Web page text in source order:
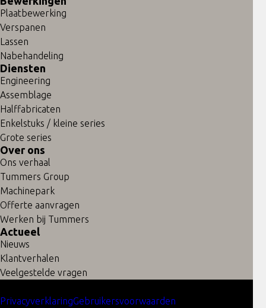
Plaatbewerking
Verspanen
Lassen
Nabehandeling
Diensten
Engineering
Assemblage
Halffabricaten
Enkelstuks / kleine series
Grote series
Over ons
Ons verhaal
Tummers Group
Machinepark
Offerte aanvragen
Werken bij Tummers
Actueel
Nieuws
Klantverhalen
Veelgestelde vragen
PrivacyverklaringGebruikersvoorwaarden